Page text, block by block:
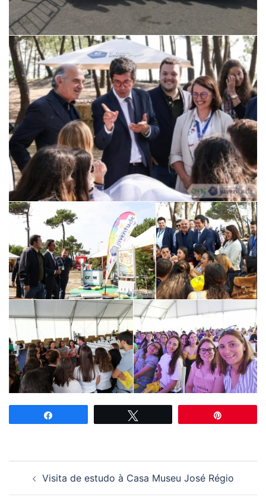
Visita de estudo à Casa Museu José Régio